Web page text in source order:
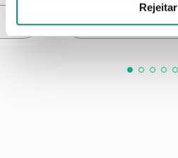
Rejeitar